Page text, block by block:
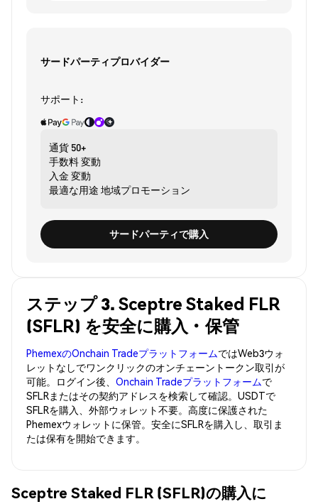
サードパーティプロバイダー
サポート:
通貨 50+
手数料変動
入金 変動
最適な用途 地域プロモーション
サードパーティで購入
ステップ 3. Sceptre Staked FLR
(SFLR) を安全に購入・保管
PhemexのOnchain TradeプラットフォームではWeb3ウォ
レットなしでワンクリックのオンチェーントークン取引が
可能。ログイン後、 Onchain Tradeプラットフォームで
SFLRまたはその契約アドレスを検索して確認。USDTで
SFLRを購入、外部ウォレット不要。高度に保護された
Phemexウォレットに保管。安全にSFLRを購入し、取引ま
たは保有を開始できます。
Sceptre Staked FLR (SFLR)の購入に